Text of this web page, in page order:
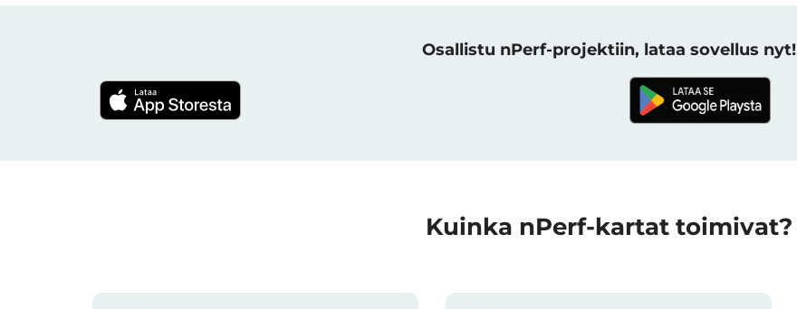
Osallistu nPerf-projektiin, lataa sovellus nyt!
Kuinka nPerf-kartat toimivat?